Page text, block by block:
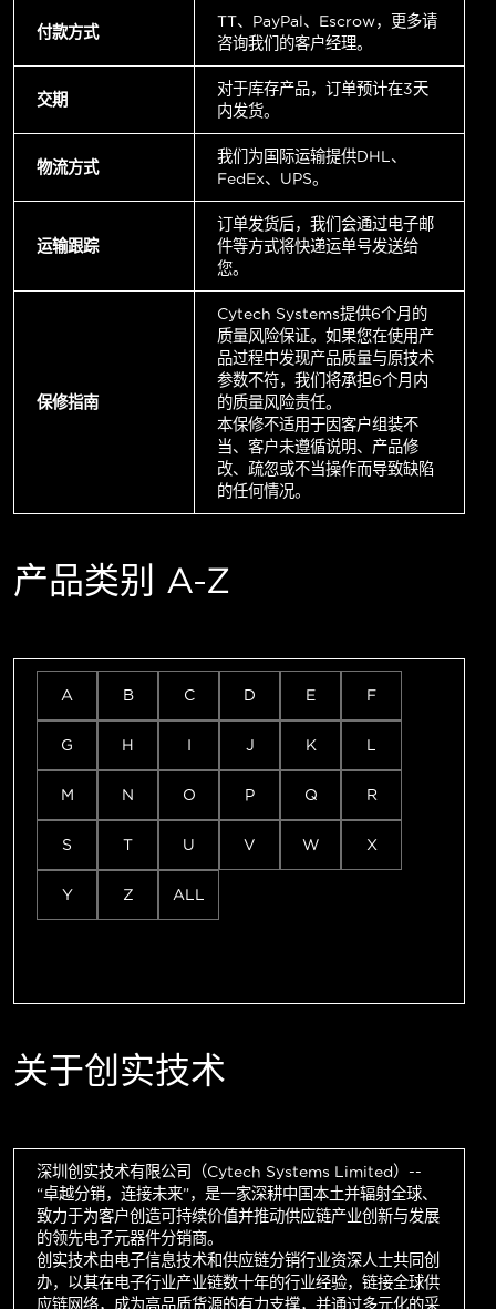
付款方式
TT、PayPal、Escrow，更多请
咨询我们的客户经理。
交期
对于库存产品，订单预计在3天
内发货。
物流方式
我们为国际运输提供DHL、
FedEx、UPS。
运输跟踪
订单发货后，我们会通过电子邮
件等方式将快递运单号发送给
您。
保修指南
Cytech Systems提供6个月的
质量风险保证。如果您在使用产
品过程中发现产品质量与原技术
参数不符，我们将承担6个月内
的质量风险责任。
本保修不适用于因客户组装不
当、客户未遵循说明、产品修
改、疏忽或不当操作而导致缺陷
的任何情况。
产品类别 A-Z
A B C D E F
G H I J K L
M N O P Q R
S T U V W X
Y Z ALL
关于创实技术
深圳创实技术有限公司（Cytech Systems Limited）--
“卓越分销，连接未来”，是一家深耕中国本土并辐射全球、
致力于为客户创造可持续价值并推动供应链产业创新与发展
的领先电子元器件分销商。
创实技术由电子信息技术和供应链分销行业资深人士共同创
办，以其在电子行业产业链数十年的行业经验，链接全球供
应链网络，成为高品质货源的有力支撑，并通过多元化的采